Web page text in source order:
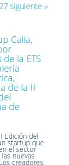
27siguiente ››
Calia,
la ETS
de la II
de
Edición del
startup que
el sector
nuevas
creadores